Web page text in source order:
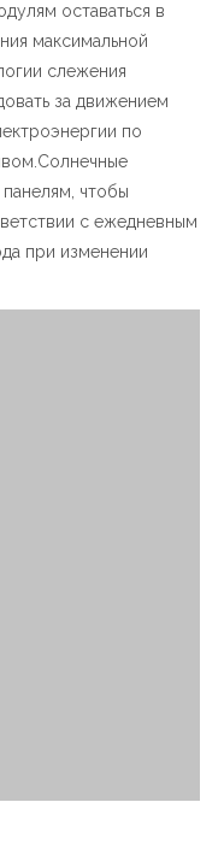
оставаться в
максимальной
слежения
за движением
по
чтобы
с ежедневным
при изменении